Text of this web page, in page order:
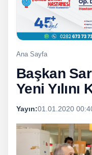
Ana Sayfa
Başkan
Yeni Yılını
Yayın:01.01.2020